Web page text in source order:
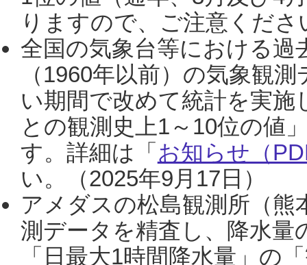
りますので、ご注意くだ
全国の気象台等における過
（1960年以前）の気象観
い期間で改めて統計を実
との観測史上1～10位の値
す。詳細は「 お知らせ（
い。（2025年9月17日）
アメダスの松島観測所（熊
測データを精査し、降水
「日最大1時間降水量」の